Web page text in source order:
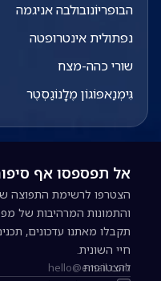
הבופריוֹנובולבה אניגמה
נפתולית אינטרופטה
שורי כהה-מצח
גִּימְנַאפּוֹגוֹן מֶלָנוֹגַסְטֶר
אל תפספסו אף
הצטרפו לרשימת התפוצה
והתמונות המרהיבות של
תקבלו מאתנו עדכונים,
חיי השונית.
כתובת אימייל להרשמה
להצטרפות